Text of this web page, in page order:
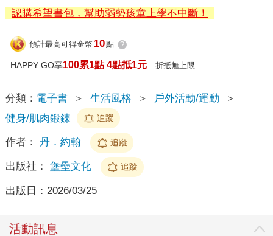
認購希望書包，幫助弱勢孩童上學不中斷！
預計最高可得金幣 10點 ?
HAPPY GO享100累1點 4點抵1元 折抵無上限
分類： 電子書 ＞ 生活風格 ＞ 戶外活動/運動
＞
健身/肌肉鍛鍊
追蹤
作者： 丹．約翰 追蹤
出版社： 堡壘文化 追蹤
出版日： 2026/03/25
活動訊息